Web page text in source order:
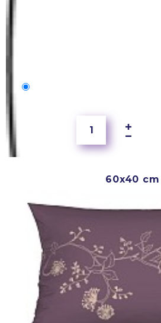
60x40 cm